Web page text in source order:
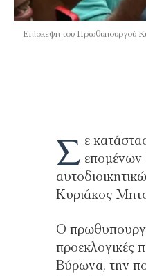
Επίσκεψη του Πρωθυπουργού
Σ ε
επομένων
Κυριάκος
Ο
προεκλογικές
Βύρωνα, την